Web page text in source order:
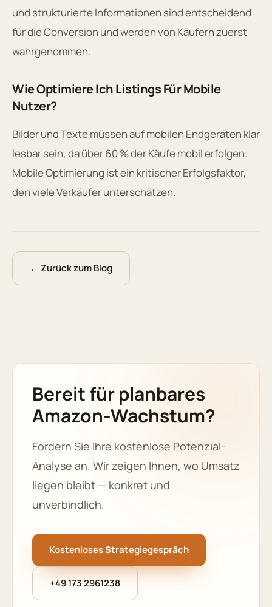
und strukturierte Informationen sind entscheidend
für die Conversion und werden von Käufern zuerst
wahrgenommen.
Wie Optimiere Ich Listings Für Mobile
Nutzer?
Bilder und Texte müssen auf mobilen Endgeräten klar
lesbar sein, da über 60 % der Käufe mobil erfolgen.
Mobile Optimierung ist ein kritischer Erfolgsfaktor,
den viele Verkäufer unterschätzen.
← Zurück zum Blog
Bereit für planbares
Amazon-Wachstum?
Fordern Sie Ihre kostenlose Potenzial-
Analyse an. Wir zeigen Ihnen, wo Umsatz
liegen bleibt — konkret und
unverbindlich.
Kostenloses Strategiegespräch
+49 173 2961238